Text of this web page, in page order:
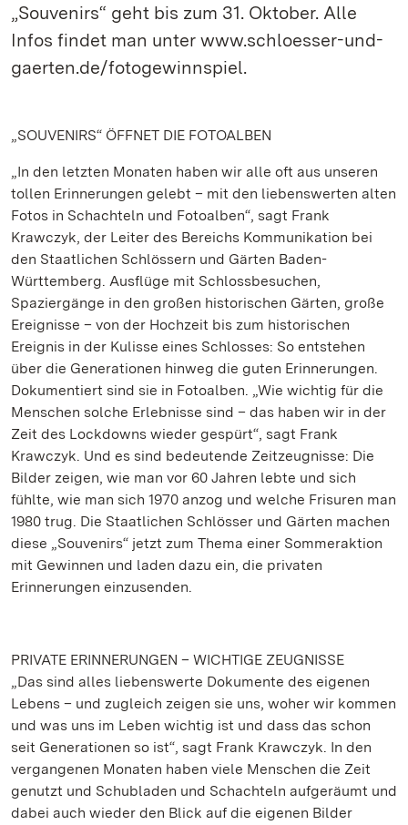
„Souvenirs“ geht bis zum 31. Oktober. Alle
Infos findet man unter www.schloesser-und-
gaerten.de/fotogewinnspiel.
„SOUVENIRS“ ÖFFNET DIE FOTOALBEN
„In den letzten Monaten haben wir alle oft aus unseren
tollen Erinnerungen gelebt – mit den liebenswerten alten
Fotos in Schachteln und Fotoalben“, sagt Frank
Krawczyk, der Leiter des Bereichs Kommunikation bei
den Staatlichen Schlössern und Gärten Baden-
Württemberg. Ausflüge mit Schlossbesuchen,
Spaziergänge in den großen historischen Gärten, große
Ereignisse – von der Hochzeit bis zum historischen
Ereignis in der Kulisse eines Schlosses: So entstehen
über die Generationen hinweg die guten Erinnerungen.
Dokumentiert sind sie in Fotoalben. „Wie wichtig für die
Menschen solche Erlebnisse sind – das haben wir in der
Zeit des Lockdowns wieder gespürt“, sagt Frank
Krawczyk. Und es sind bedeutende Zeitzeugnisse: Die
Bilder zeigen, wie man vor 60 Jahren lebte und sich
fühlte, wie man sich 1970 anzog und welche Frisuren man
1980 trug. Die Staatlichen Schlösser und Gärten machen
diese „Souvenirs“ jetzt zum Thema einer Sommeraktion
mit Gewinnen und laden dazu ein, die privaten
Erinnerungen einzusenden.
PRIVATE ERINNERUNGEN – WICHTIGE ZEUGNISSE
„Das sind alles liebenswerte Dokumente des eigenen
Lebens – und zugleich zeigen sie uns, woher wir kommen
und was uns im Leben wichtig ist und dass das schon
seit Generationen so ist“, sagt Frank Krawczyk. In den
vergangenen Monaten haben viele Menschen die Zeit
genutzt und Schubladen und Schachteln aufgeräumt und
dabei auch wieder den Blick auf die eigenen Bilder